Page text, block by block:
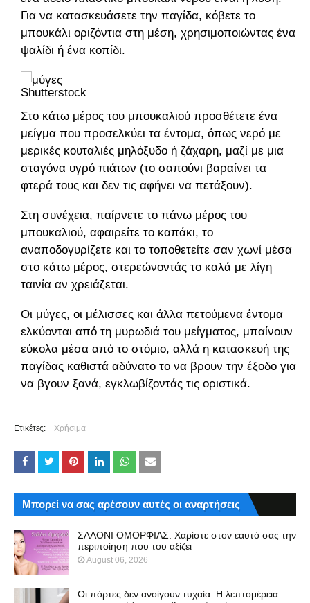
Για να κατασκευάσετε την παγίδα, κόβετε το
μπουκάλι οριζόντια στη μέση, χρησιμοποιώντας ένα
ψαλίδι ή ένα κοπίδι.
Shutterstock
Στο κάτω μέρος του μπουκαλιού προσθέτετε ένα
μείγμα που προσελκύει τα έντομα, όπως νερό με
μερικές κουταλιές μηλόξυδο ή ζάχαρη, μαζί με μια
σταγόνα υγρό πιάτων (το σαπούνι βαραίνει τα
φτερά τους και δεν τις αφήνει να πετάξουν).
Στη συνέχεια, παίρνετε το πάνω μέρος του
μπουκαλιού, αφαιρείτε το καπάκι, το
αναποδογυρίζετε και το τοποθετείτε σαν χωνί μέσα
στο κάτω μέρος, στερεώνοντάς το καλά με λίγη
ταινία αν χρειάζεται.
Οι μύγες, οι μέλισσες και άλλα πετούμενα έντομα
ελκύονται από τη μυρωδιά του μείγματος, μπαίνουν
εύκολα μέσα από το στόμιο, αλλά η κατασκευή της
παγίδας καθιστά αδύνατο το να βρουν την έξοδο για
να βγουν ξανά, εγκλωβίζοντάς τις οριστικά.
Ετικέτες: Χρήσιμα
Μπορεί να σας αρέσουν αυτές οι αναρτήσεις
ΣΑΛΟΝΙ ΟΜΟΡΦΙΑΣ: Χαρίστε στον εαυτό σας την
περιποίηση που του αξίζει
August 06, 2026
Οι πόρτες δεν ανοίγουν τυχαία: Η λεπτομέρεια